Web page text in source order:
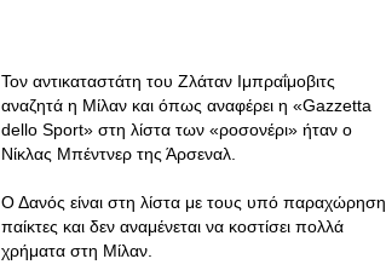
Τον αντικαταστάτη του Ζλάταν Ιμπραΐμοβιτς
αναζητά η Μίλαν και όπως αναφέρει η «Gazzetta
dello Sport» στη λίστα των «ροσονέρι» ήταν ο
Νίκλας Μπέντνερ της Άρσεναλ.
Ο Δανός είναι στη λίστα με τους υπό παραχώρηση
παίκτες και δεν αναμένεται να κοστίσει πολλά
χρήματα στη Μίλαν.